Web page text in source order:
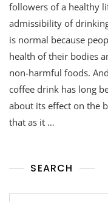
followers of a healthy
admissibility of
is normal because
health of their bodies
non-harmful foods.
coffee drink has long
about its effect on the
that as it …
SEARCH